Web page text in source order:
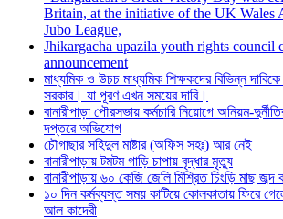
Britain, at the initiative of the UK Wales
Jubo League,
Jhikargacha upazila youth rights council
announcement
মাধ্যমিক ও উচচ মাধ্যমিক শিক্ষকদের বিভিন্ন দাবিকে
সরকার। যা পূরণ এখন সময়ের দাবি।
বানারীপাড়া পৌরসভায় কর্মচারি নিয়োগে অনিয়ম-
দপ্তরে অভিযোগ
চৌগাছার সহিদুল মাষ্টার (অফিস সহঃ) আর নেই
বানারীপাড়ায় টমটম গাড়ি চাপায় বৃদ্ধার মৃত্যু
বানারীপাড়ায় ৬০ কেজি জেলি মিশ্রিত চিংড়ি মাছ
১০ দিন কর্মব্যস্ত সময় কাটিয়ে কোলকাতায় ফিরে
আল কাদেরী